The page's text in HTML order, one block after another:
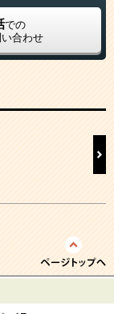
での
い合わせ